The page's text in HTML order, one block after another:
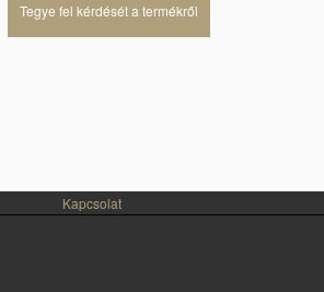
Tegye fel kérdését a termékről
Kapcsolat